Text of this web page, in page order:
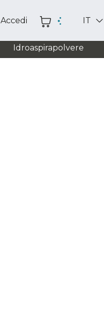
Accedi IT
Idroaspirapolvere